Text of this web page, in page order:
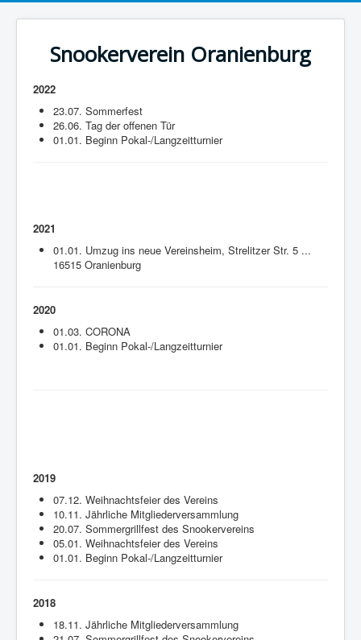
Snookerverein Oranienburg
2022
23.07. Sommerfest
26.06. Tag der offenen Tür
01.01. Beginn Pokal-/Langzeitturnier
2021
01.01. Umzug ins neue Vereinsheim, Strelitzer Str. 5 ...
16515 Oranienburg
2020
01.03. CORONA
01.01. Beginn Pokal-/Langzeitturnier
2019
07.12. Weihnachtsfeier des Vereins
10.11. Jährliche Mitgliederversammlung
20.07. Sommergrillfest des Snookervereins
05.01. Weihnachtsfeier des Vereins
01.01. Beginn Pokal-/Langzeitturnier
2018
18.11. Jährliche Mitgliederversammlung